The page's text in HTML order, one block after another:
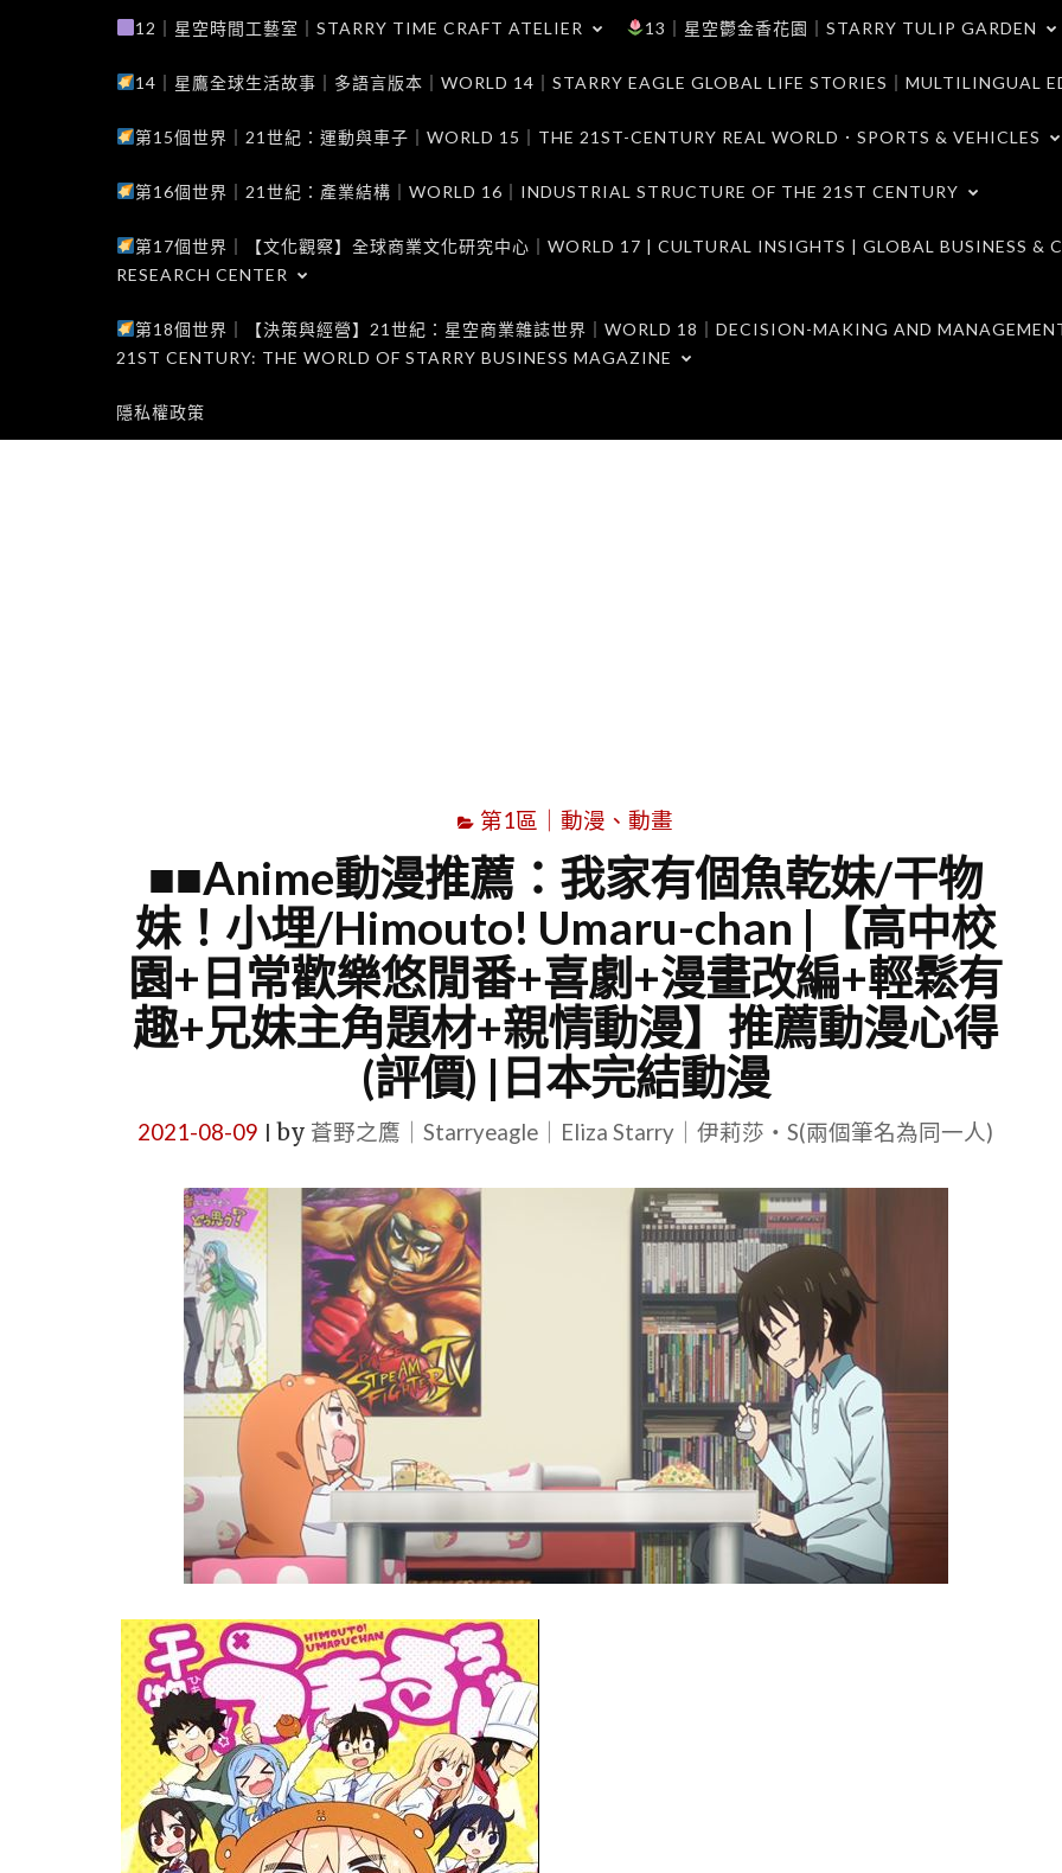
12｜星空時間工藝室｜STARRY TIME CRAFT ATELIER 13｜星空鬱金香花園｜STARRY TULIP GARDEN
14｜星鷹全球生活故事｜多語言版本｜WORLD 14｜STARRY EAGLE GLOBAL LIFE STORIES｜MULTILINGUAL
第15個世界｜21世紀：運動與車子｜WORLD 15｜THE 21ST-CENTURY REAL WORLD．SPORTS & VEHICLES
第16個世界｜21世紀：產業結構｜WORLD 16｜INDUSTRIAL STRUCTURE OF THE 21ST CENTURY
第17個世界｜【文化觀察】全球商業文化研究中心｜WORLD 17 | CULTURAL INSIGHTS | GLOBAL BUSINESS &
RESEARCH CENTER
第18個世界｜【決策與經營】21世紀：星空商業雜誌世界｜WORLD 18｜DECISION-MAKING AND
21ST CENTURY: THE WORLD OF STARRY BUSINESS MAGAZINE
隱私權政策
第1區｜動漫、動畫
■■Anime動漫推薦：我家有個魚乾妹/干物
妹！小埋/Himouto! Umaru-chan |【高中校
園+日常歡樂悠閒番+喜劇+漫畫改編+輕鬆有
趣+兄妹主角題材+親情動漫】推薦動漫心得
(評價) |日本完結動漫
2021-08-09 by 蒼野之鷹｜Starryeagle｜Eliza Starry｜伊莉莎・S(兩個筆名為同一人)